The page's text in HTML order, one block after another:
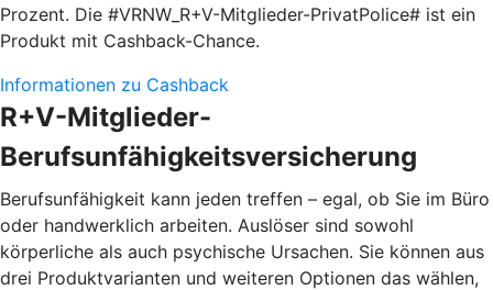
Prozent. Die #VRNW_R+V-Mitglieder-PrivatPolice# ist ein
Produkt mit Cashback-Chance.
Informationen zu Cashback
R+V-Mitglieder-
Berufsunfähigkeitsversicherung
Berufsunfähigkeit kann jeden treffen – egal, ob Sie im Büro
oder handwerklich arbeiten. Auslöser sind sowohl
körperliche als auch psychische Ursachen. Sie können aus
drei Produktvarianten und weiteren Optionen das wählen,